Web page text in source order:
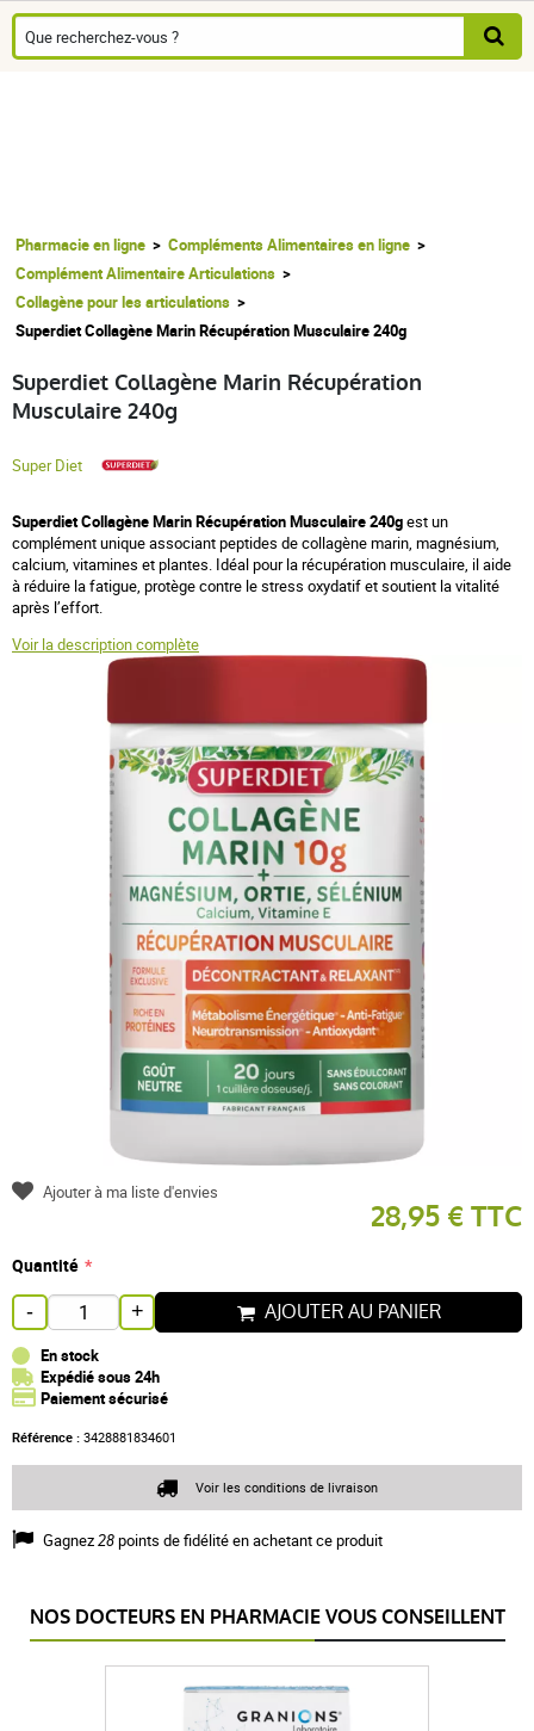
Pharmacie en ligne
Compléments Alimentaires en ligne
Complément Alimentaire Articulations
Collagène pour les articulations
Superdiet Collagène Marin Récupération Musculaire 240g
Superdiet Collagène Marin Récupération
Musculaire 240g
Super Diet
Superdiet Collagène Marin Récupération Musculaire 240gest un
complément unique associant peptides de collagène marin, magnésium,
calcium, vitamines et plantes. Idéal pour la récupération musculaire, il aide
à réduire la fatigue, protège contre le stress oxydatif et soutient la vitalité
après l’effort.
Voir la description complète
28,95 € TTC
Quantité
- + AJOUTER AU PANIER
En stock
Expédié sous 24h
Paiement sécurisé
Référence : 3428881834601
Gagnez28points de fidélité en achetant ce produit
Ajouter à ma liste d'envies
Voir les conditions de livraison
NOS DOCTEURS EN PHARMACIE VOUS CONSEILLENT